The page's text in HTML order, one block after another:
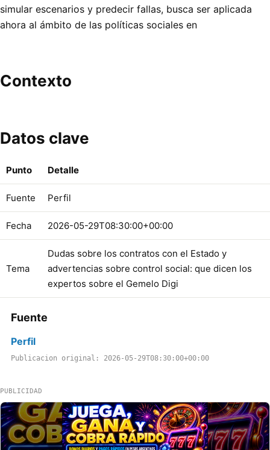
simular escenarios y predecir fallas, busca ser aplicada
ahora al ámbito de las políticas sociales en
Contexto
Datos clave
Punto Detalle
Fuente Perfil
Fecha 2026-05-29T08:30:00+00:00
Tema
Dudas sobre los contratos con el Estado y
advertencias sobre control social: que dicen los
expertos sobre el Gemelo Digi
Fuente
Perfil
Publicacion original: 2026-05-29T08:30:00+00:00
PUBLICIDAD